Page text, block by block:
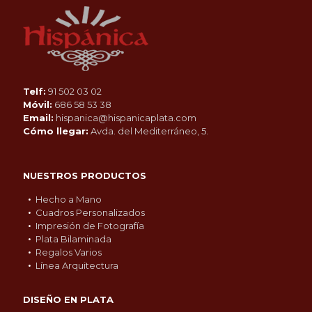
Telf: 91 502 03 02
Móvil: 686 58 53 38
Email: hispanica@hispanicaplata.com
Cómo llegar: Avda. del Mediterráneo, 5.
NUESTROS PRODUCTOS
Hecho a Mano
Cuadros Personalizados
Impresión de Fotografía
Plata Bilaminada
Regalos Varios
Línea Arquitectura
DISEÑO EN PLATA